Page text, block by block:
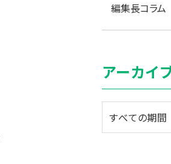
編集長コラム
アーカイ